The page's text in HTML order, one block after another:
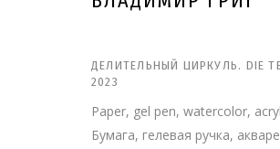
ДЕЛИТЕЛЬНЫЙ ЦИРКУЛЬ. DIE
2023
Paper, gel pen, watercolor,
Бумага, гелевая ручка,